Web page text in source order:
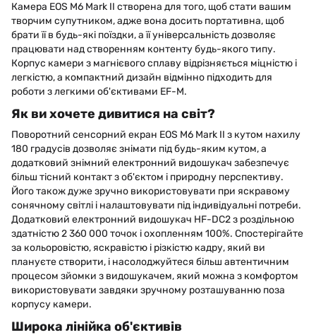
Камера EOS M6 Mark II створена для того, щоб стати вашим
творчим супутником, адже вона досить портативна, щоб
брати її в будь-які поїздки, а її універсальність дозволяє
працювати над створенням контенту будь-якого типу.
Корпус камери з магнієвого сплаву відрізняється міцністю і
легкістю, а компактний дизайн відмінно підходить для
роботи з легкими об'єктивами EF-M.
Як ви хочете дивитися на світ?
Поворотний сенсорний екран EOS M6 Mark II з кутом нахилу
180 градусів дозволяє знімати під будь-яким кутом, а
додатковий знімний електронний видошукач забезпечує
більш тісний контакт з об'єктом і природну перспективу.
Його також дуже зручно використовувати при яскравому
сонячному світлі і налаштовувати під індивідуальні потреби.
Додатковий електронний видошукач HF-DC2 з роздільною
здатністю 2 360 000 точок і охопленням 100%. Спостерігайте
за кольоровістю, яскравістю і різкістю кадру, який ви
плануєте створити, і насолоджуйтеся більш автентичним
процесом зйомки з видошукачем, який можна з комфортом
використовувати завдяки зручному розташуванню поза
корпусу камери.
Широка лінійка об'єктивів